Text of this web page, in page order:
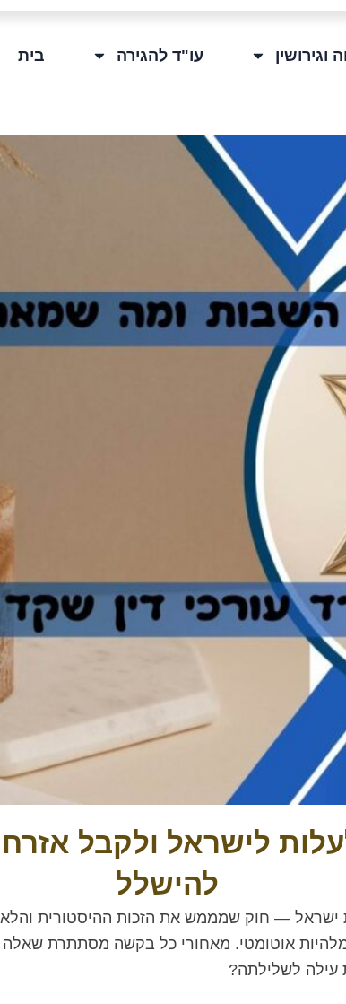
עו"ד להגירה בית
לישראל ולקבל
להישלל
ישראל — חוק שמממש את הזכות ההיסטורית
אוטומטי. מאחורי כל בקשה מסתתרת שאלה
עילה לשלילתה?